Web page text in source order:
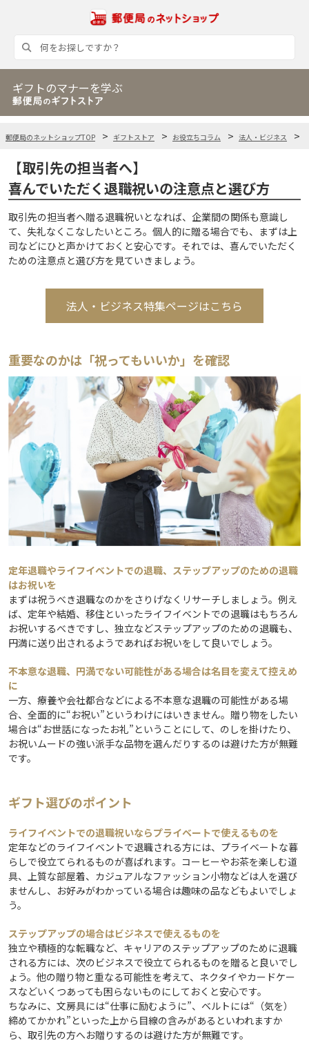
ギフトのマナーを学ぶ
郵便局のネットショップTOP ギフトストア お役立ちコラム 法人・ビジネス
【取引先の担当者へ】
喜んでいただく退職祝いの注意点と選び方
取引先の担当者へ贈る退職祝いとなれば、企業間の関係も意識し
て、失礼なくこなしたいところ。個人的に贈る場合でも、まずは上
司などにひと声かけておくと安心です。それでは、喜んでいただく
ための注意点と選び方を見ていきましょう。
法人・ビジネス特集ページはこちら
重要なのかは「祝ってもいいか」を確認
定年退職やライフイベントでの退職、ステップアップのための退職
はお祝いを
まずは祝うべき退職なのかをさりげなくリサーチしましょう。例え
ば、定年や結婚、移住といったライフイベントでの退職はもちろん
お祝いするべきですし、独立などステップアップのための退職も、
円満に送り出されるようであればお祝いをして良いでしょう。
不本意な退職、円満でない可能性がある場合は名目を変えて控えめ
に
一方、療養や会社都合などによる不本意な退職の可能性がある場
合、全面的に“お祝い”というわけにはいきません。贈り物をしたい
場合は“お世話になったお礼”ということにして、のしを掛けたり、
お祝いムードの強い派手な品物を選んだりするのは避けた方が無難
です。
ギフト選びのポイント
ライフイベントでの退職祝いならプライベートで使えるものを
定年などのライフイベントで退職される方には、プライベートな暮
らしで役立てられるものが喜ばれます。コーヒーやお茶を楽しむ道
具、上質な部屋着、カジュアルなファッション小物などは人を選び
ませんし、お好みがわかっている場合は趣味の品などもよいでしょ
う。
ステップアップの場合はビジネスで使えるものを
独立や積極的な転職など、キャリアのステップアップのために退職
される方には、次のビジネスで役立てられるものを贈ると良いでし
ょう。他の贈り物と重なる可能性を考えて、ネクタイやカードケー
スなどいくつあっても困らないものにしておくと安心です。
ちなみに、文房具には“仕事に励むように”、ベルトには“（気を）
締めてかかれ”といった上から目線の含みがあるといわれますか
ら、取引先の方へお贈りするのは避けた方が無難です。